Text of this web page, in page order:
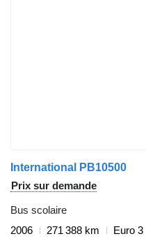
International PB10500
Prix sur demande
Bus scolaire
2006
271 388 km
Euro 3